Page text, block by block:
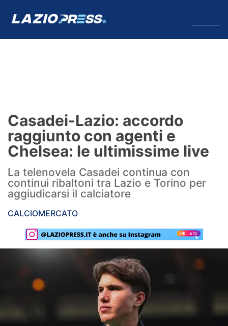
Formello
Infortuni
Primavera
Calciomercato
Lazio Women
Rassegna Lazio
Social
Calcio
Serie A
Casadei-Lazio: accordo
raggiunto con agenti e
Chelsea: le ultimissime live
La telenovela Casadei continua con
continui ribaltoni tra Lazio e Torino per
aggiudicarsi il calciatore
CALCIOMERCATO